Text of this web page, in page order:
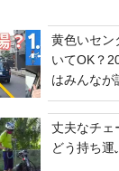
黄色いセン
いてOK？
はみんなが
丈夫なチェ
どう持ち運